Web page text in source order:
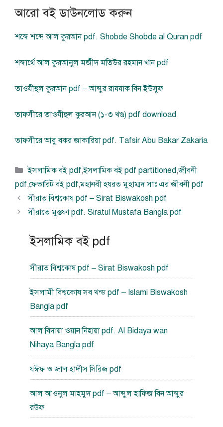
আরো বই ডাউনলোড করুন
শব্দে শব্দে আল কুরআন pdf. Shobde Shobde al Quran pdf
শব্দার্থে আল কুরআনুল মজীদ মতিউর রহমান খান pdf
তাওযীহুল কুরআন pdf – আব্দুর রাযযাক বিন ইউসুফ
তাফসীরে তাওযীহুল কুরআন (১-৩ খণ্ড) pdf download
তাফসীরে আবু বকর জাকারিয়া pdf. Tafsir Abu Bakar Zakaria
বিভাগ
সমূহ
ইসলামিক বই pdf,ইসলামিক বই pdf partitioned,জীবনী
pdf,ফেভারিট বই pdf,মহানবী হযরত মুহাম্মদ সাঃ এর জীবনী pdf
সীরাত বিশ্বকোষ pdf – Sirat Biswakosh pdf
সীরাতে মুস্তফা pdf. Siratul Mustafa Bangla pdf
ইসলামিক বই pdf
সীরাত বিশ্বকোষ pdf – Sirat Biswakosh pdf
ইসলামী বিশ্বকোষ সব খন্ড pdf – Islami Biswakosh
Bangla pdf
আল বিদায়া ওয়ান নিহায়া pdf. Al Bidaya wan
Nihaya Bangla pdf
যঈফ ও জাল হাদীস সিরিজ pdf
আল আওনুল মাহমুদ pdf – আব্দুল হাফিজ বিন আব্দুর
রউফ